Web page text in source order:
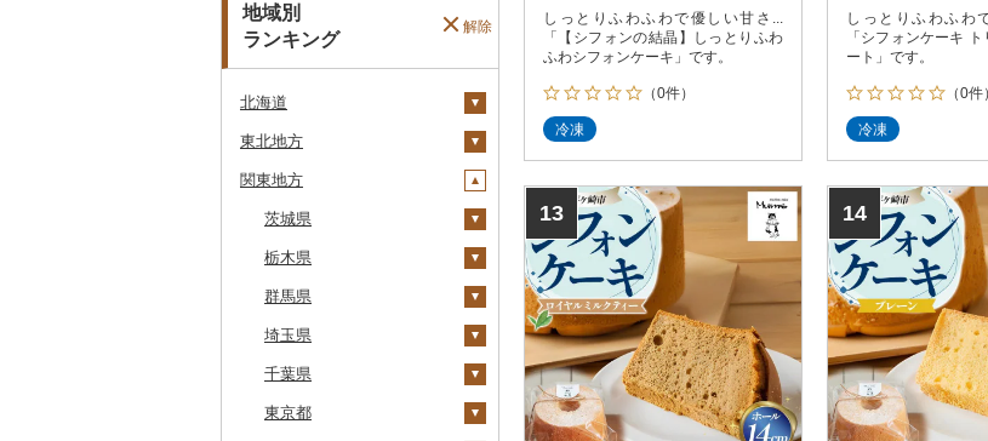
地域別
ランキング
解除
北海道
安平町
八雲町
鹿部町
江差町
白老町
せたな町
旭川市
森町
東北地方
青森県
十和田市
大鰐町
南部町
五戸町
藤崎町
六ヶ所村
岩手県
宮古市
軽米町
岩手町
矢巾町
釜石市
宮城県
柴田町
色麻町
丸森町
大衡村
秋田県
大潟村
横手市
能代市
山形県
村山市
尾花沢市
福島県
天栄村
関東地方
茨城県
土浦市
取手市
つくば市
稲敷市
潮来市
栃木県
那須塩原市
市貝町
塩谷町
上三川町
群馬県
榛東村
下仁田町
玉村町
埼玉県
春日部市
蕨市
千葉県
勝浦市
東京都
しっとりふわふわで優しい甘さ...
「【シフォンの結晶】しっとりふわ
ふわシフォンケーキ」です。
（0件）
冷凍
しっとりふわふわ
「シフォンケーキ
ート」です。
（0件）
冷凍
13 14